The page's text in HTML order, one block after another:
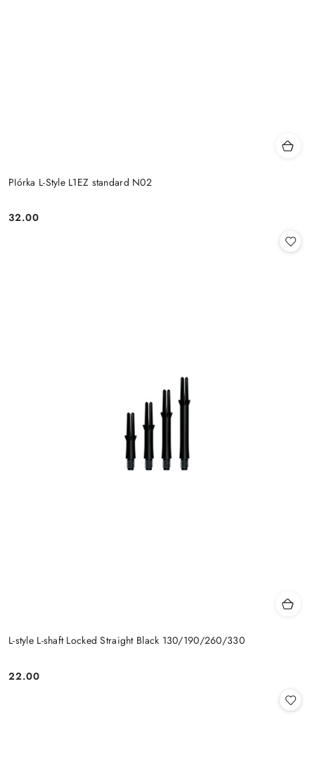
PIórka L-Style L1EZ standard N02
Cena:
32.00
L-style L-shaft Locked Straight Black 130/190/260/330
Cena:
22.00